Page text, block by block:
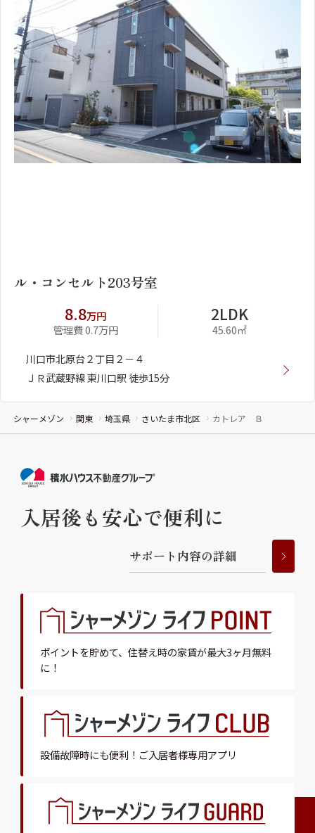
ル・コンセルト203号室
8.8万円
管理費 0.7万円
2LDK
45.60㎡
川口市北原台２丁目２－４
ＪＲ武蔵野線 東川口駅 徒歩15分
シャーメゾン 関東 埼玉県 さいたま市北区 カトレア Ｂ
入居後も安心で便利に
サポー ト 内容の詳細
ポイントを貯めて、 住替え時の家賃が最大3ヶ月無料
に！
設備故障時にも便利！ ご入居者様専用アプリ